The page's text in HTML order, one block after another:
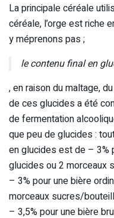
La principale céréale
céréale, l’orge est riche
y méprenons pas ;
le contenu final en
, en raison du maltage,
de ces glucides a été
de fermentation
que peu de glucides :
en glucides est de – 3%
glucides ou 2 morceaux
– 3% pour une bière
morceaux sucres/
– 3,5% pour une bière